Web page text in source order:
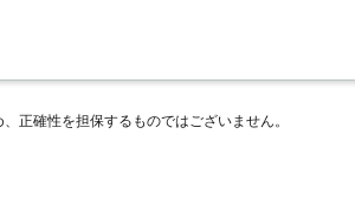
正確性を担保するものではございません。